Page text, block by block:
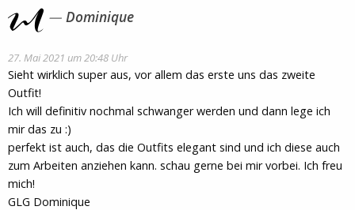
Dominique
27. Mai 2021 um 20:48 Uhr
Sieht wirklich super aus, vor allem das erste uns das zweite
Outfit!
Ich will definitiv nochmal schwanger werden und dann lege ich
mir das zu :)
perfekt ist auch, das die Outfits elegant sind und ich diese auch
zum Arbeiten anziehen kann. schau gerne bei mir vorbei. Ich freu
mich!
GLG Dominique